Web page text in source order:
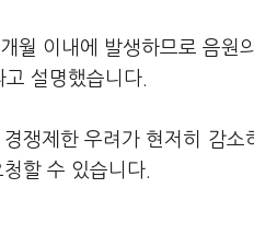
개월 이내에 발생하므로 음원
고 설명했습니다
경쟁제한 우려가 현저히 감소
할 수 있습니다